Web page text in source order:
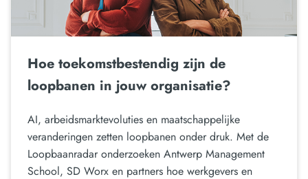
Hoe toekomstbestendig zijn de
loopbanen in jouw organisatie?
AI, arbeidsmarktevoluties en maatschappelijke
veranderingen zetten loopbanen onder druk. Met de
Loopbaanradar onderzoeken Antwerp Management
School, SD Worx en partners hoe werkgevers en